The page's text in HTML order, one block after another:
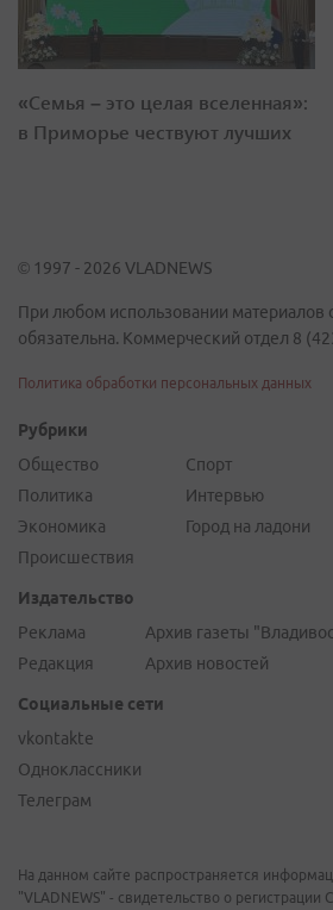
«Семья – это целая вселенная»:
в Приморье чествуют лучших
© 1997 - 2026 VLADNEWS
При любом использовании материалов
обязательна. Коммерческий отдел 8
Политика обработки персональных данных
Рубрики
Общество
Политика
Экономика
Происшествия
Спорт
Интервью
Город на ладони
Издательство
Реклама
Редакция
Архив газеты
Архив новостей
Социальные сети
vkontakte
Одноклассники
Телеграм
На данном сайте распространяется
"VLADNEWS" - свидетельство о